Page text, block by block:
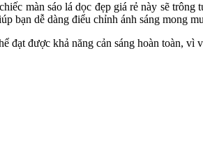
màn sáo lá dọc đẹp giá rẻ này sẽ
bạn dễ dàng điểu chỉnh ánh sáng mong
đạt được khả năng cản sáng hoàn toàn,